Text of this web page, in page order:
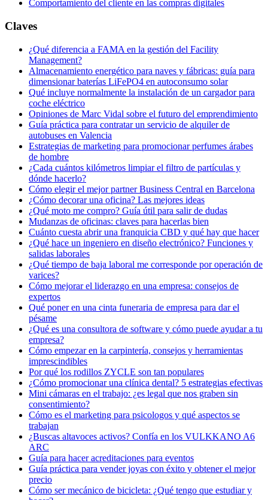
Comportamiento del cliente en las compras digitales
Claves
¿Qué diferencia a FAMA en la gestión del Facility
Management?
Almacenamiento energético para naves y fábricas: guía para
dimensionar baterías LiFePO4 en autoconsumo solar
Qué incluye normalmente la instalación de un cargador para
coche eléctrico
Opiniones de Marc Vidal sobre el futuro del emprendimiento
Guía práctica para contratar un servicio de alquiler de
autobuses en Valencia
Estrategias de marketing para promocionar perfumes árabes
de hombre
¿Cada cuántos kilómetros limpiar el filtro de partículas y
dónde hacerlo?
Cómo elegir el mejor partner Business Central en Barcelona
¿Cómo decorar una oficina? Las mejores ideas
¿Qué moto me compro? Guía útil para salir de dudas
Mudanzas de oficinas: claves para hacerlas bien
Cuánto cuesta abrir una franquicia CBD y qué hay que hacer
¿Qué hace un ingeniero en diseño electrónico? Funciones y
salidas laborales
¿Qué tiempo de baja laboral me corresponde por operación de
varices?
Cómo mejorar el liderazgo en una empresa: consejos de
expertos
Qué poner en una cinta funeraria de empresa para dar el
pésame
¿Qué es una consultora de software y cómo puede ayudar a tu
empresa?
Cómo empezar en la carpintería, consejos y herramientas
imprescindibles
Por qué los rodillos ZYCLE son tan populares
¿Cómo promocionar una clínica dental? 5 estrategias efectivas
Mini cámaras en el trabajo: ¿es legal que nos graben sin
consentimiento?
Cómo es el marketing para psicologos​ y qué aspectos se
trabajan
¿Buscas altavoces activos? Confía en los VULKKANO A6
ARC
Guía para hacer acreditaciones para eventos
Guía práctica para vender joyas con éxito y obtener el mejor
precio
Cómo ser mecánico de bicicleta: ¿Qué tengo que estudiar y